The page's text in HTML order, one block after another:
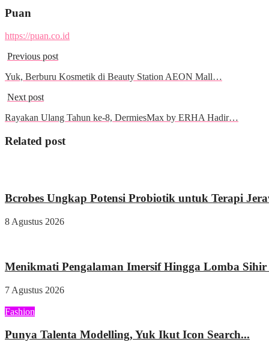
Puan
https://puan.co.id
Previous post
Yuk, Berburu Kosmetik di Beauty Station AEON Mall…
Next post
Rayakan Ulang Tahun ke-8, DermiesMax by ERHA Hadir…
Related post
Bcrobes Ungkap Potensi Probiotik untuk Terapi
8 Agustus 2026
Menikmati Pengalaman Imersif Hingga Lomba Sihir
7 Agustus 2026
Fashion
Punya Talenta Modelling, Yuk Ikut Icon Search...